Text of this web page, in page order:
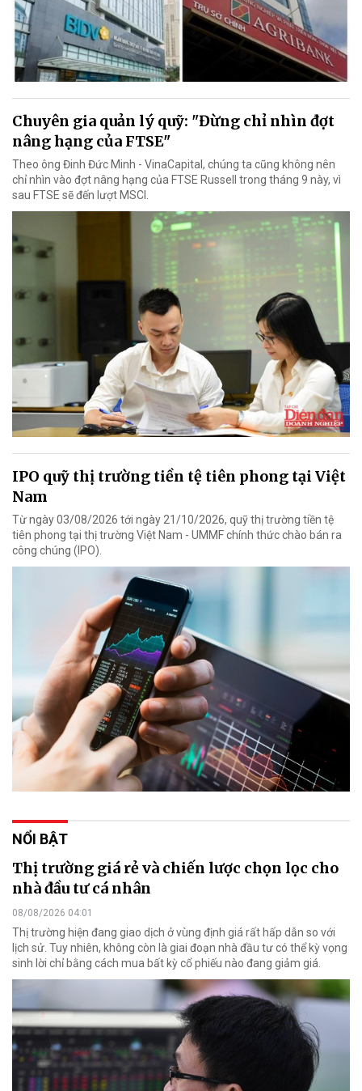
Chuyên gia quản lý quỹ: "Đừng chỉ nhìn đợt
nâng hạng của FTSE"
Theo ông Đinh Đức Minh - VinaCapital, chúng ta cũng không nên
chỉ nhìn vào đợt nâng hạng của FTSE Russell trong tháng 9 này, vì
sau FTSE sẽ đến lượt MSCI.
IPO quỹ thị trường tiền tệ tiên phong tại Việt
Nam
Từ ngày 03/08/2026 tới ngày 21/10/2026, quỹ thị trường tiền tệ
tiên phong tại thị trường Việt Nam - UMMF chính thức chào bán ra
công chúng (IPO).
NỔI BẬT
Thị trường giá rẻ và chiến lược chọn lọc cho
nhà đầu tư cá nhân
08/08/2026 04:01
Thị trường hiện đang giao dịch ở vùng định giá rất hấp dẫn so với
lịch sử. Tuy nhiên, không còn là giai đoạn nhà đầu tư có thể kỳ vọng
sinh lời chỉ bằng cách mua bất kỳ cổ phiếu nào đang giảm giá.